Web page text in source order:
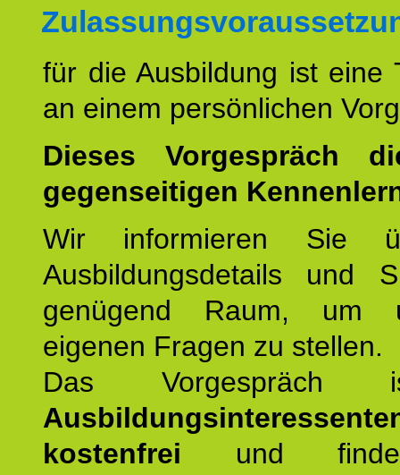
für die Ausbildung ist eine
an einem persönlichen
Dieses Vorgespräch
gegenseitigen
Wir informieren Sie
Ausbildungsdetails und
genügend Raum, um
eigenen Fragen zu stellen.
Das
kostenfrei und